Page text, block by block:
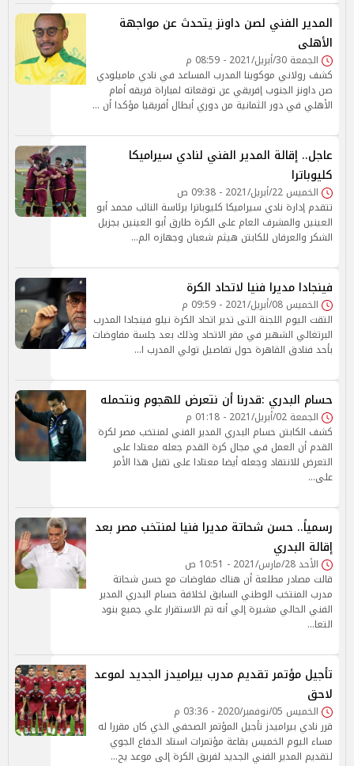
المدير الفني لصن داونز يتحدث عن مواجهة
الأهلى
الجمعة 30/أبريل/2021 - 08:59 م
كشف رولاني موكوينا المدرب المساعد في نادي ماميلودي
صن داونز الجنوب إفريقي عن توقعاته لمباراة فريقه أمام
الأهلي في دور الثمانية من دوري أبطال أفريقيا مؤكدا أن …
عاجل.. إقالة المدير الفني لنادي سيراميكا
كليوباترا
الخميس 22/أبريل/2021 - 09:38 ص
تتقدم إدارة نادي سيراميكا كليوباترا برئاسة النائب محمد أبو
العينين والمشرف العام على الكرة طارق أبو العينين بجزيل
الشكر والعرفان للكابتن هيثم شعبان وجهازه الم…
فينجادا مديرا فنيا لاتحاد الكرة
الخميس 08/أبريل/2021 - 09:59 م
التقت اليوم اللجنة التى تدير اتحاد الكرة نيلو فينجادا المدرب
البرتغالي الشهير في مقر الاتحاد وذلك بعد جلسة مفاوضات
بأحد فنادق القاهرة حول تفاصيل تولي المدرب ا…
حسام البدري :قدرنا أن نتعرض للهجوم ونتحمله
الجمعة 02/أبريل/2021 - 01:18 م
كشف الكابتن حسام البدري المدير الفني لمنتخب مصر لكرة
القدم أن العمل في مجال كرة القدم جعله معتادا على
التعرض للانتقاد وجعله أيضا معتادا على تقبل هذا الأمر
على…
رسمياً.. حسن شحاتة مديرا فنيا لمنتخب مصر بعد
إقالة البدري
الأحد 28/مارس/2021 - 10:51 ص
قالت مصادر مطلعة أن هناك مفاوضات مع حسن شحاتة
مدرب المنتخب الوطني السابق لخلافة حسام البدري المدير
الفني الحالي مشيرة إلي أنه تم الاستقرار علي جميع بنود
التعا…
تأجيل مؤتمر تقديم مدرب بيراميدز الجديد لموعد
لاحق
الخميس 05/نوفمبر/2020 - 03:36 م
قرر نادي بيراميدز تأجيل المؤتمر الصحفي الذي كان مقررا له
مساء اليوم الخميس بقاعة مؤتمرات استاد الدفاع الجوي
لتقديم المدير الفني الجديد لفريق الكرة إلى موعد يح…